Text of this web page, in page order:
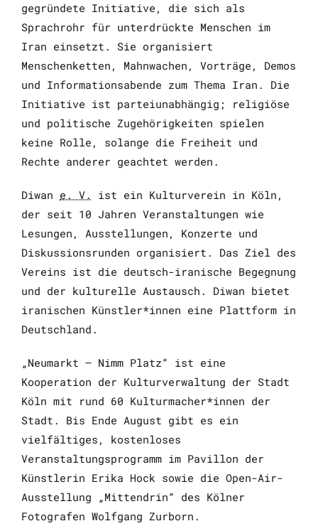
gegründete Initiative, die sich als
Sprachrohr für unterdrückte Menschen im
Iran einsetzt. Sie organisiert
Menschenketten, Mahnwachen, Vorträge, Demos
und Informationsabende zum Thema Iran. Die
Initiative ist parteiunabhängig; religiöse
und politische Zugehörigkeiten spielen
keine Rolle, solange die Freiheit und
Rechte anderer geachtet werden.
Diwan e. V.
ist ein Kulturverein in Köln,
der seit 10 Jahren Veranstaltungen wie
Lesungen, Ausstellungen, Konzerte und
Diskussionsrunden organisiert. Das Ziel des
Vereins ist die deutsch-iranische Begegnung
und der kulturelle Austausch. Diwan bietet
iranischen Künstler*innen eine Plattform in
Deutschland.
„Neumarkt – Nimm Platz“ ist eine
Kooperation der Kulturverwaltung der Stadt
Köln mit rund 60 Kulturmacher*innen der
Stadt. Bis Ende August gibt es ein
vielfältiges, kostenloses
Veranstaltungsprogramm im Pavillon der
Künstlerin Erika Hock sowie die Open-Air-
Ausstellung „Mittendrin“ des Kölner
Fotografen Wolfgang Zurborn.